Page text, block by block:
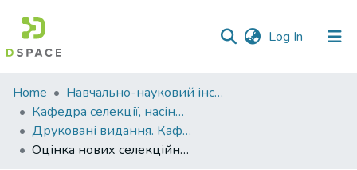
Log In (current)
Communities
&
Collections
All of DSpace
Home
Навчально-науковий інститут агротехнологій, селекції та екології
Кафедра селекції, насінництва і генетики
Друковані видання. Кафедра селекції, насінництва і генетики
Оцінка нових селекційних форм калини звичайної за екологічними і господарсько цінними ознаками